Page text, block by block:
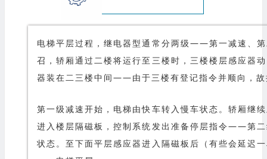
电梯平层过程，继电器型通常分两级——第一减速、
召，轿厢通过二楼将运行至三楼时，三楼楼层感应
器装在二三楼中间——由于三楼有登记指令并顺向，
第一级减速开始，电梯由快车转入慢车状态。轿厢继
进入楼层隔磁板，控制系统发出准备停层指令——第
状态。至下面平层感应器进入隔磁板后（有些会延迟